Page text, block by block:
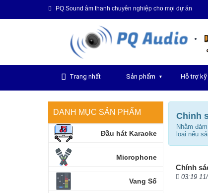
PQ Sound âm thanh chuyên nghiệp cho mọi dự án
Trang nhất Sản phẩm ▼ Hỗ trợ
Chinh
Nhằm
loại nếu
Chính
03:19
DANH MỤC SẢN PHẨM
Đầu hát Karaoke
Microphone
Vang Số